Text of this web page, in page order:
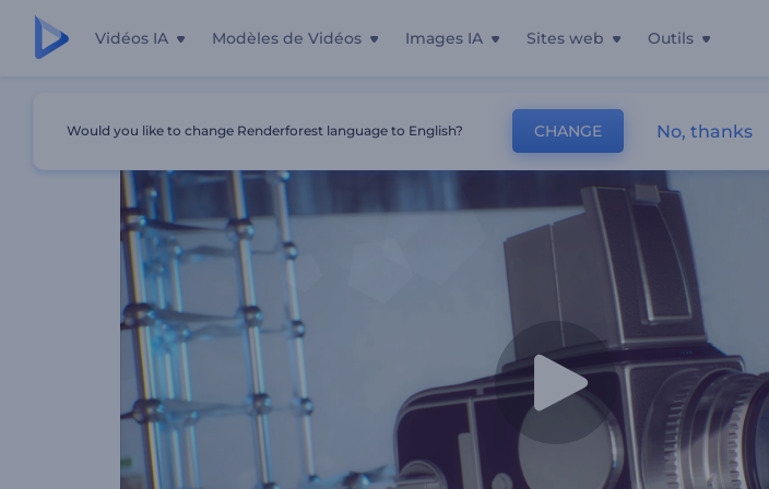
Vidéos IA Modèles de Vidéos Images IA Sites web Outils
Animation Du Logo Sur La Caméra Vintage
Would you like to change Renderforest language to English? CHANGE No, thanks